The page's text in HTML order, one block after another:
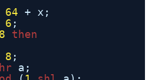
64 + x;
6 ;
8
then
8 ;
a;